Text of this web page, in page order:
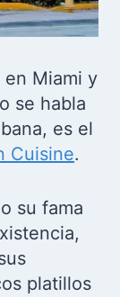
en Miami y
se habla
es el
Cuisine.
su fama
platillos